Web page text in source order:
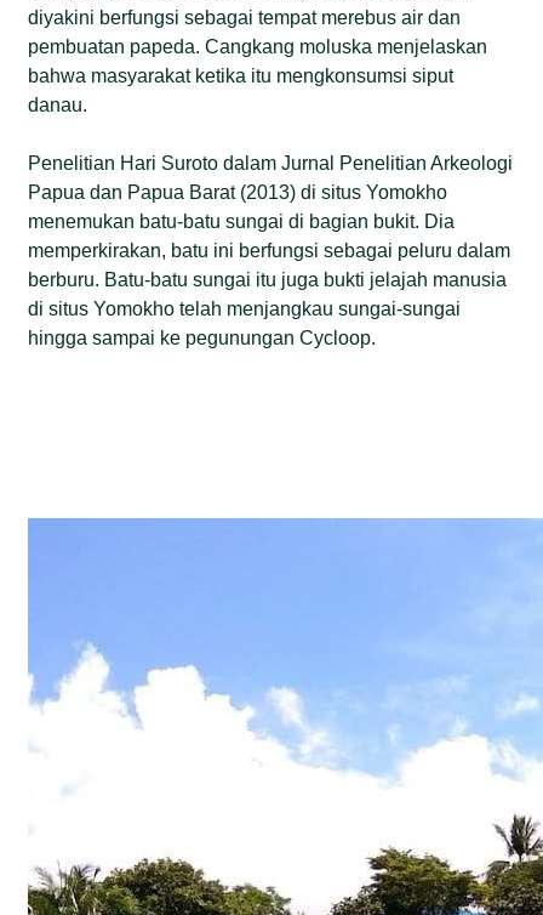
diyakini berfungsi sebagai tempat merebus air dan
pembuatan papeda. Cangkang moluska menjelaskan
bahwa masyarakat ketika itu mengkonsumsi siput
danau.
Penelitian Hari Suroto dalam Jurnal Penelitian Arkeologi
Papua dan Papua Barat (2013) di situs Yomokho
menemukan batu-batu sungai di bagian bukit. Dia
memperkirakan, batu ini berfungsi sebagai peluru dalam
berburu. Batu-batu sungai itu juga bukti jelajah manusia
di situs Yomokho telah menjangkau sungai-sungai
hingga sampai ke pegunungan Cycloop.